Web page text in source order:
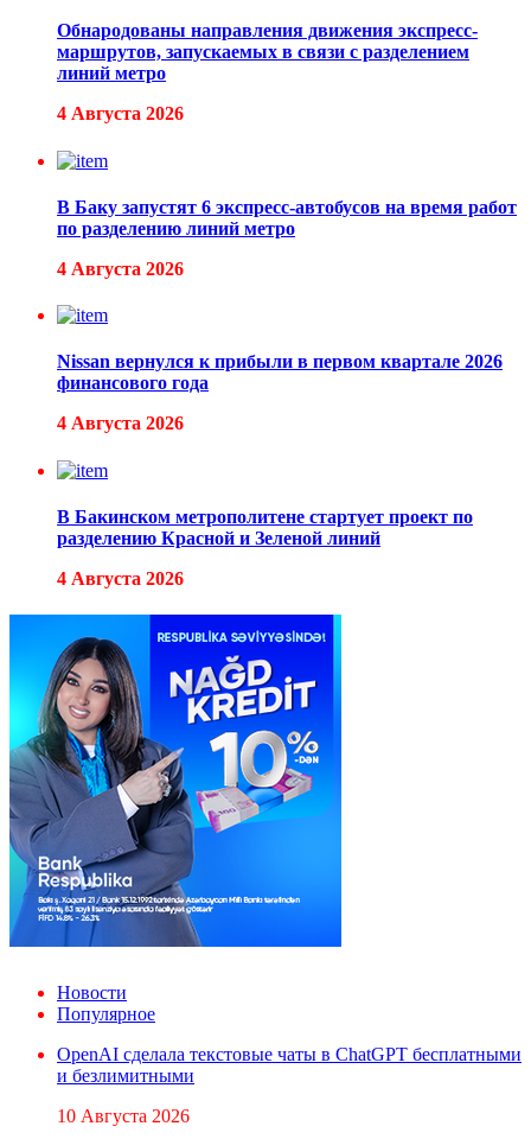
Обнародованы направления движения экспресс-
маршрутов, запускаемых в связи с разделением
линий метро
4 Августа 2026
В Баку запустят 6 экспресс-автобусов на время работ
по разделению линий метро
4 Августа 2026
Nissan вернулся к прибыли в первом квартале 2026
финансового года
4 Августа 2026
В Бакинском метрополитене стартует проект по
разделению Красной и Зеленой линий
4 Августа 2026
Новости
Популярное
OpenAI сделала текстовые чаты в ChatGPT бесплатными
и безлимитными
10 Августа 2026